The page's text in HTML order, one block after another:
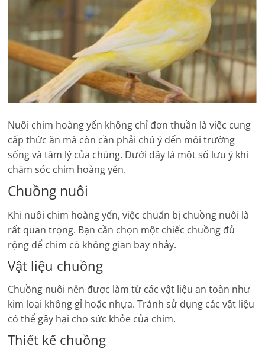
Nuôi chim hoàng yến không chỉ đơn thuần là việc cung
cấp thức ăn mà còn cần phải chú ý đến môi trường
sống và tâm lý của chúng. Dưới đây là một số lưu ý khi
chăm sóc chim hoàng yến.
Chuồng nuôi
Khi nuôi chim hoàng yến, việc chuẩn bị chuồng nuôi là
rất quan trọng. Bạn cần chọn một chiếc chuồng đủ
rộng để chim có không gian bay nhảy.
Vật liệu chuồng
Chuồng nuôi nên được làm từ các vật liệu an toàn như
kim loại không gỉ hoặc nhựa. Tránh sử dụng các vật liệu
có thể gây hại cho sức khỏe của chim.
Thiết kế chuồng